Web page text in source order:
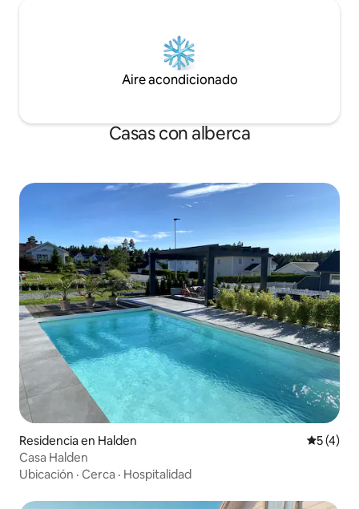
Aire acondicionado
Casas con alberca
Residencia en Halden
5 (4)
Casa Halden
Ubicación · Cerca · Hospitalidad